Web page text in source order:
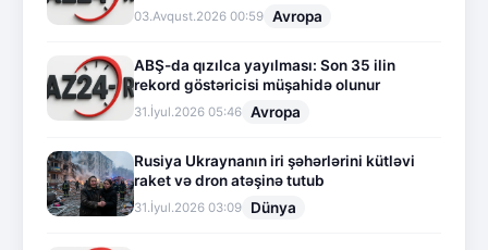
03.Avqust.2026 00:59 Avropa
ABŞ-da qızılca yayılması: Son 35 ilin
rekord göstəricisi müşahidə olunur
31.İyul.2026 05:46 Avropa
Rusiya Ukraynanın iri şəhərlərini kütləvi
raket və dron atəşinə tutub
31.İyul.2026 03:09 Dünya